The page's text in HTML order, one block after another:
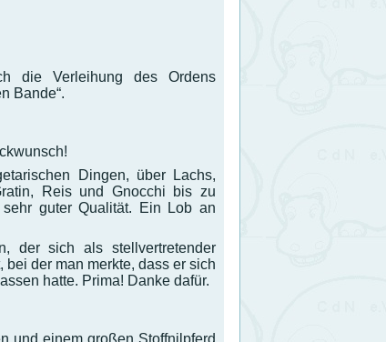
die Verleihung des Ordens
Bande“.
Dingen, über Lachs,
Reis und Gnocchi bis zu
guter Qualität. Ein Lob an
der sich als stellvertretender
der man merkte, dass er sich
hatte. Prima! Danke dafür.
und einem großen Stoffnilpferd